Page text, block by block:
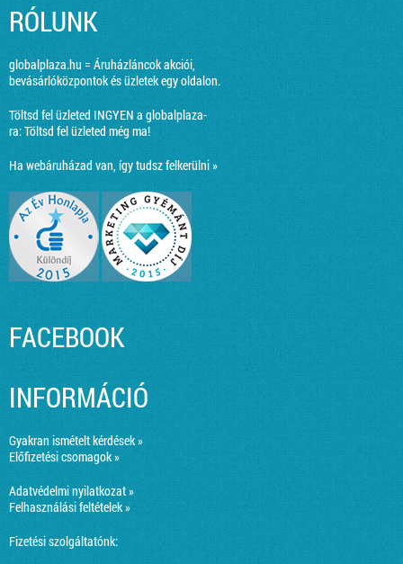
RÓLUNK
globalplaza.hu = Áruházláncok akciói,
bevásárlóközpontok és üzletek egy oldalon.
Töltsd fel üzleted INGYEN a globalplaza-
ra:Töltsd fel üzleted még ma!
Ha webáruházad van, így tudsz felkerülni »
FACEBOOK
INFORMÁCIÓ
Gyakran ismételt kérdések »
Előfizetési csomagok »
Adatvédelmi nyilatkozat »
Felhasználási feltételek »
Fizetési szolgáltatónk: